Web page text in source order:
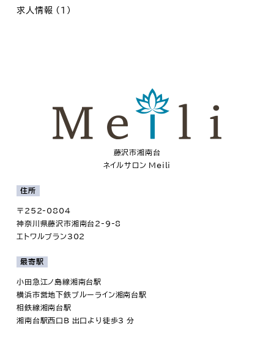
求人情報 (1)
藤沢市湘南台
ネイルサロン Meili
住所
〒252-0804
神奈川県藤沢市湘南台2-9-8
エトワルブラン302
最寄駅
小田急江ノ島線湘南台駅
横浜市営地下鉄ブルーライン湘南台駅
相鉄線湘南台駅
湘南台駅西口B 出口より徒歩3 分